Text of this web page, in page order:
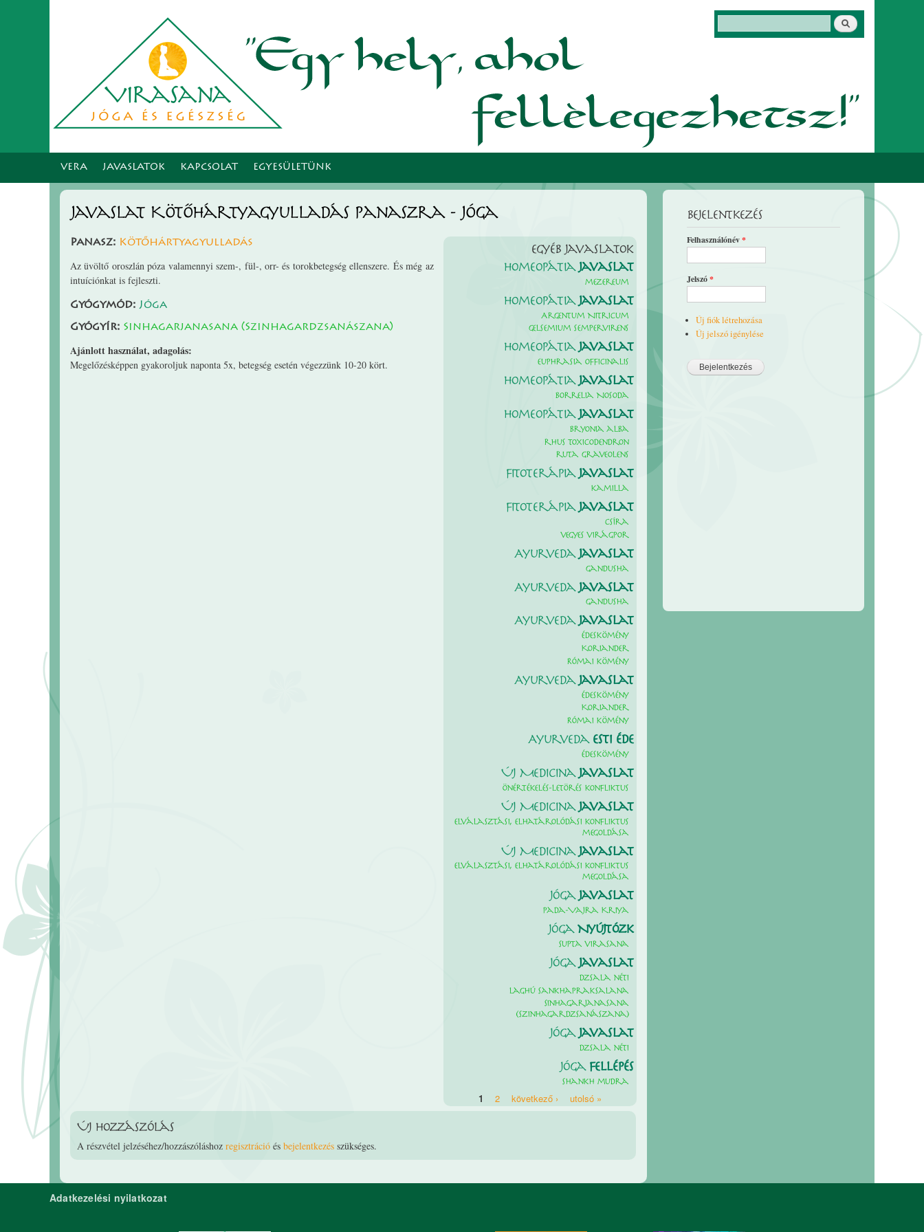
Keresés
VERA JAVASLATOK KAPCSOLAT EGYESÜLETÜNK
Javaslat Kötőhártyagyulladás panaszra - Jóga
Panasz: Kötőhártyagyulladás
Az üvöltő oroszlán póza valamennyi szem-, fül-, orr- és torokbetegség ellenszere. És még az
intuíciónkat is fejleszti.
Gyógymód: Jóga
Gyógyír: Sinhagarjanasana (Szinhagardzsanászana)
Ajánlott használat, adagolás:
Megelőzésképpen gyakoroljuk naponta 5x, betegség esetén végezzünk 10-20 kört.
Egyéb javaslatok
Homeopátia Javaslat
mezereum
Homeopátia Javaslat
Argentum Nitricum
Gelsemium Sempervirens
Homeopátia Javaslat
euphrasia officinalis
Homeopátia Javaslat
Borrelia Nosoda
Homeopátia Javaslat
bryonia alba
rhus toxicodendron
ruta graveolens
Fitoterápia Javaslat
kamilla
Fitoterápia Javaslat
csíra
vegyes virágpor
Ayurveda Javaslat
Gandusha
Ayurveda Javaslat
Gandusha
Ayurveda Javaslat
Édeskömény
Koriander
Római kömény
Ayurveda Javaslat
Édeskömény
Koriander
Római kömény
Ayurveda Esti éde
Édeskömény
Új Medicina Javaslat
önértékelés-letörés konfliktus
Új Medicina Javaslat
elválasztási, elhatárolódási konfliktus
megoldása
Új Medicina Javaslat
elválasztási, elhatárolódási konfliktus
megoldása
Jóga Javaslat
Pada-Vajra Kriya
Jóga Nyújtózk
Supta virasana
Jóga Javaslat
Dzsala néti
Laghú sankhapraksalana
Sinhagarjanasana
(Szinhagardzsanászana)
Jóga Javaslat
Dzsala néti
Jóga Fellépés
Shankh mudra
Oldalak
1 2 következő › utolsó »
Új hozzászólás
A részvétel jelzéséhez/hozzászóláshoz regisztráció és bejelentkezés szükséges.
Bejelentkezés
Felhasználónév*
Jelszó*
Új fiók létrehozása
Új jelszó igénylése
Adatkezelési nyilatkozat